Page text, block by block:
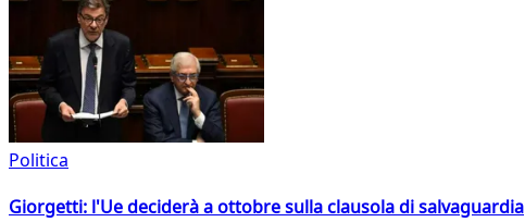
Politica
Giorgetti: l'Ue deciderà a ottobre sulla clausola di salvaguardia